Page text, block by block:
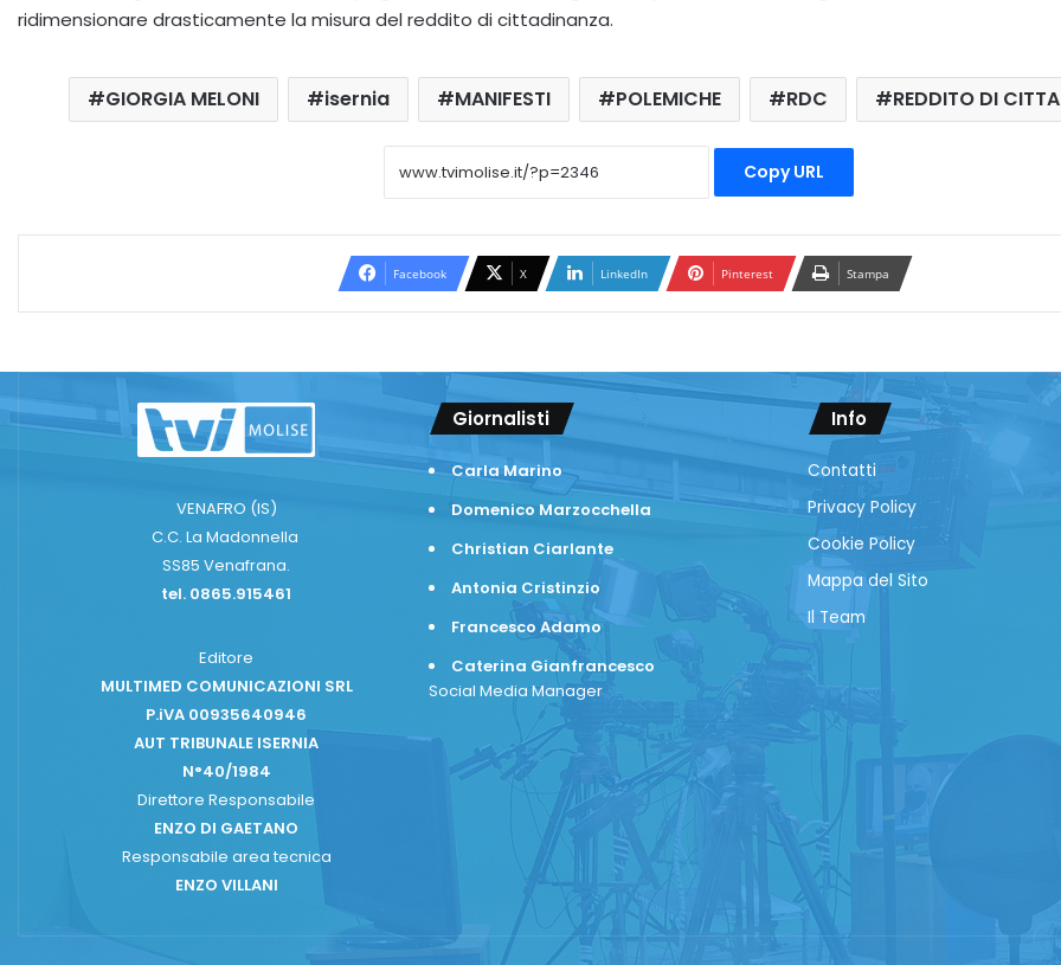
ridimensionare drasticamente la misura del reddito di cittadinanza.
GIORGIA MELONI isernia MANIFESTI POLEMICHE RDC REDDITO DI
Copy URL
Facebook X LinkedIn Pinterest Stampa
VENAFRO (IS)
C.C. La Madonnella
SS85 Venafrana.
tel. 0865.915461
Editore
MULTIMED COMUNICAZIONI SRL
P.iVA 00935640946
AUT TRIBUNALE ISERNIA
N°40/1984
Direttore Responsabile
ENZO DI GAETANO
Responsabile area tecnica
ENZO VILLANI
Giornalisti
Carla Marino
Domenico Marzocchella
Christian Ciarlante
Antonia Cristinzio
Francesco Adamo
Caterina Gianfrancesco
Social Media Manager
Info
Contatti
Privacy Policy
Cookie Policy
Mappa del Sito
Il Team